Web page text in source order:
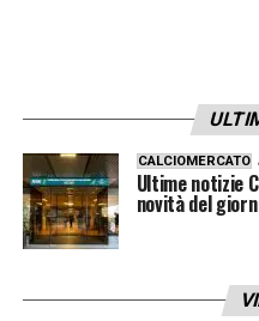
per un anno: basta
CALCIOMERCATO
Ultime notizie
novità del